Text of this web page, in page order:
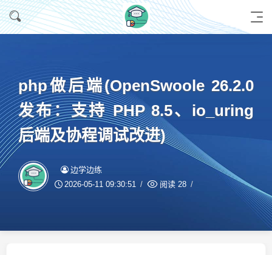
php做后端(OpenSwoole 26.2.0
发布：支持 PHP 8.5、io_uring
后端及协程调试改进)
边学边练
2026-05-11 09:30:51 阅读 28